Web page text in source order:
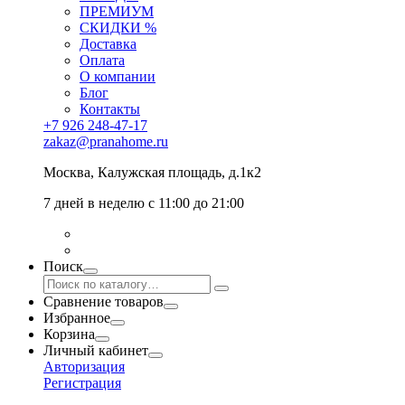
ПРЕМИУМ
СКИДКИ %
Доставка
Оплата
О компании
Блог
Контакты
+7 926 248-47-17
zakaz@pranahome.ru
Москва, Калужская площадь, д.1к2
7 дней в неделю с 11:00 до 21:00
Поиск
Сравнение товаров
Избранное
Корзина
Личный кабинет
Авторизация
Регистрация